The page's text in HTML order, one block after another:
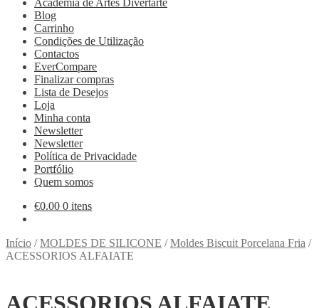
Academia de Artes Divertarte
Blog
Carrinho
Condições de Utilização
Contactos
EverCompare
Finalizar compras
Lista de Desejos
Loja
Minha conta
Newsletter
Newsletter
Política de Privacidade
Portfólio
Quem somos
€0.00 0 itens
Início /MOLDES DE SILICONE /Moldes Biscuit Porcelana Fria /
ACESSORIOS ALFAIATE